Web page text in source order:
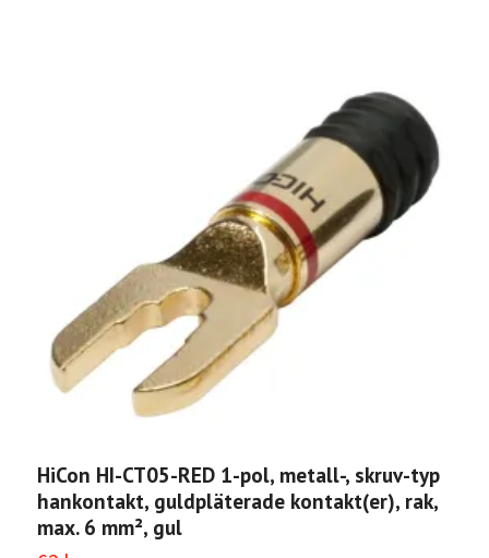
HiCon HI-CT05-RED 1-pol, metall-, skruv-typ
hankontakt, guldpläterade kontakt(er), rak,
max. 6 mm², gul